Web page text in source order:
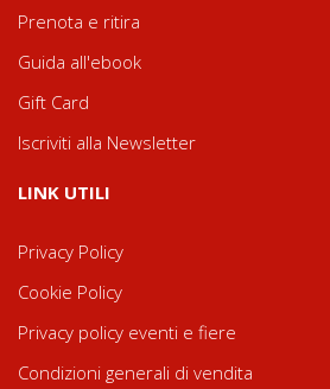
Prenota e ritira
Guida all'ebook
Gift Card
Iscriviti alla Newsletter
LINK UTILI
Privacy Policy
Cookie Policy
Privacy policy eventi e fiere
Condizioni generali di vendita